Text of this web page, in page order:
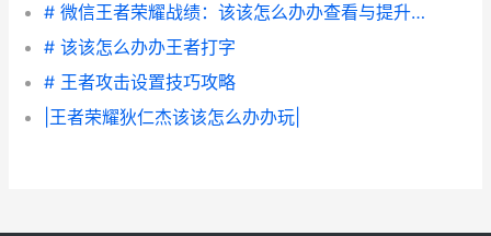
# 微信王者荣耀战绩：该该怎么办办查看与提升自己的战绩表现
# 该该怎么办办王者打字
# 王者攻击设置技巧攻略
|王者荣耀狄仁杰该该怎么办办玩|